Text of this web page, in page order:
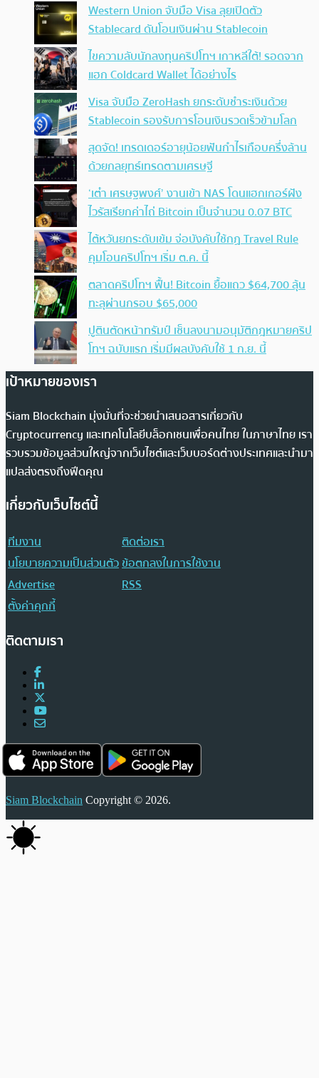
Western Union จับมือ Visa ลุยเปิดตัว
Stablecard ดันโอนเงินผ่าน Stablecoin
ไขความลับนักลงทุนคริปโทฯ เกาหลีใต้! รอดจาก
แฮก Coldcard Wallet ได้อย่างไร
Visa จับมือ ZeroHash ยกระดับชำระเงินด้วย
Stablecoin รองรับการโอนเงินรวดเร็วข้ามโลก
สุดจัด! เทรดเดอร์อายุน้อยฟันกำไรเกือบครึ่งล้าน
ด้วยกลยุทธ์เทรดตามเศรษฐี
‘เต๋า เศรษฐพงศ์’ งานเข้า NAS โดนแฮกเกอร์ฝัง
ไวรัสเรียกค่าไถ่ Bitcoin เป็นจำนวน 0.07 BTC
ไต้หวันยกระดับเข้ม จ่อบังคับใช้กฏ Travel Rule
คุมโอนคริปโทฯ เริ่ม ต.ค. นี้
ตลาดคริปโทฯ ฟื้น! Bitcoin ยื้อแถว $64,700 ลุ้น
ทะลุผ่านกรอบ $65,000
ปูตินตัดหน้าทรัมป์ เซ็นลงนามอนุมัติกฎหมายคริป
โทฯ ฉบับแรก เริ่มมีผลบังคับใช้ 1 ก.ย. นี้
เป้าหมายของเรา
Siam Blockchain มุ่งมั่นที่จะช่วยนำเสนอสารเกี่ยวกับ
Cryptocurrency และเทคโนโลยีบล็อกเชนเพื่อคนไทย ในภาษาไทย เรา
รวบรวมข้อมูลส่วนใหญ่จากเว็บไซต์และเว็บบอร์ดต่างประเทศและนำมา
แปลส่งตรงถึงฟีดคุณ
เกี่ยวกับเว็บไซต์นี้
ทีมงาน
ติดต่อเรา
นโยบายความเป็นส่วนตัวข้อตกลงในการใช้งาน
Advertise
RSS
ตั้งค่าคุกกี้
ติดตามเรา
Siam Blockchain Copyright © 2026.